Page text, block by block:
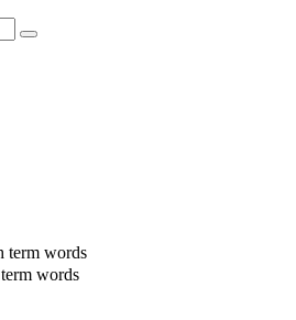
term words
words